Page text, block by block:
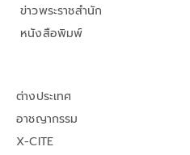
ข่าวพระราชสำนัก
หนังสือพิมพ์
ต่างประเทศ
อาชญากรรม
X-CITE